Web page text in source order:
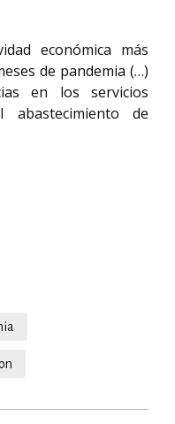
económica más
de pandemia (…)
en los servicios
de